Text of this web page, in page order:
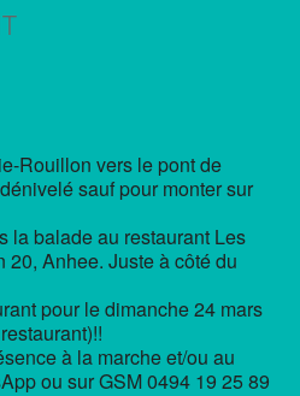
Rouillon vers le pont de
sauf pour monter sur
la balade au restaurant Les
Anhee. Juste à côté du
pour le dimanche 24 mars
à la marche et/ou au
ou sur GSM 0494 19 25 89